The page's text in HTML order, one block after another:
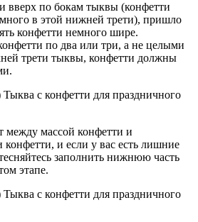
вверх по бокам тыквы (конфетти
в этой нижней трети), пришло
конфетти немного шире.
по два или три, а не целыми
трети тыквы, конфетти должны
между массой конфетти и
и если у вас есть лишние
заполнить нижнюю часть
этапе.